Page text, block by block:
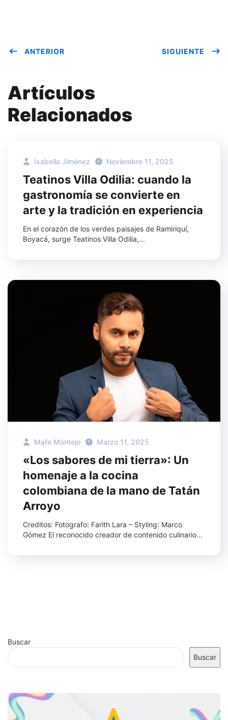
ANTERIOR SIGUIENTE
Artículos
Relacionados
Isabella Jiménez Noviembre 11, 2025
Teatinos Villa Odilia: cuando la
gastronomía se convierte en
arte y la tradición en experiencia
En el corazón de los verdes paisajes de Ramiriquí,
Boyacá, surge Teatinos Villa Odilia,...
Mafe Montejo Marzo 11, 2025
«Los sabores de mi tierra»: Un
homenaje a la cocina
colombiana de la mano de Tatán
Arroyo
Creditos: Fotografo: Farith Lara – Styling: Marco
Gómez El reconocido creador de contenido culinario...
Buscar
Buscar